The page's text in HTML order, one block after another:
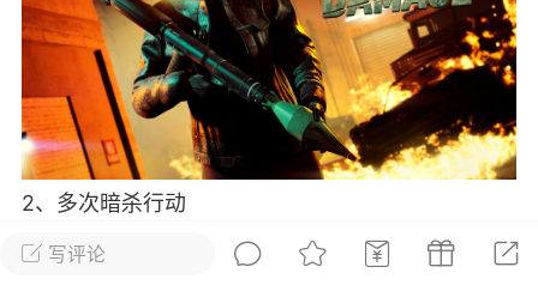
19 23:03
电脑端 问题解决
我在商城购买的虚拟产品显示自动发
在那里查看卡密？
发货的商品在那里查看卡密？答：查看
：下单以后在右边消息栏查看卡密，或
像 — 我的订单 — 待评价 — 查看订单，
看卡密详情问：我...
写评论
2、多次暗杀行动
红木烟草业为了保护自己，操纵了四名陪审团成
员，莱斯特要求球员在限定时间内在四个地方杀